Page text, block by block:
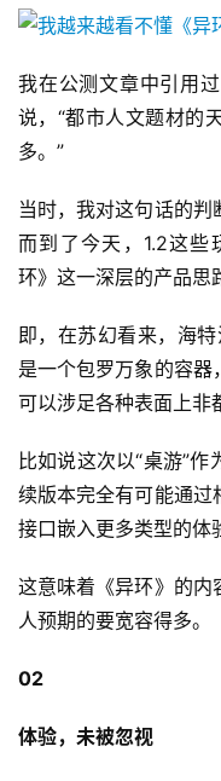
0
2
5
十
三
届
金
茶
奖
7
月
0
日
游
茶
我在公测文章中引用
说，“都市人文题材的
多。”
当时，我对这句话的判
而到了今天，1.2这些
环》这一深层的产品思
即，在苏幻看来，海
是一个包罗万象的容
可以涉足各种表面上非
比如说这次以“桌游”
续版本完全有可能通过
接口嵌入更多类型的体
这意味着《异环》的内
人预期的要宽容得多。
02
体验，未被忽视